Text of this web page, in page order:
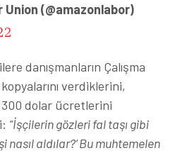
(@amazonlabor)
danışmanların Çalışma
kopyalarını verdiklerini,
300 dolar ücretlerini
“İşçilerin gözleri fal taşı gibi
nasıl aldılar?’ Bu muhtemelen